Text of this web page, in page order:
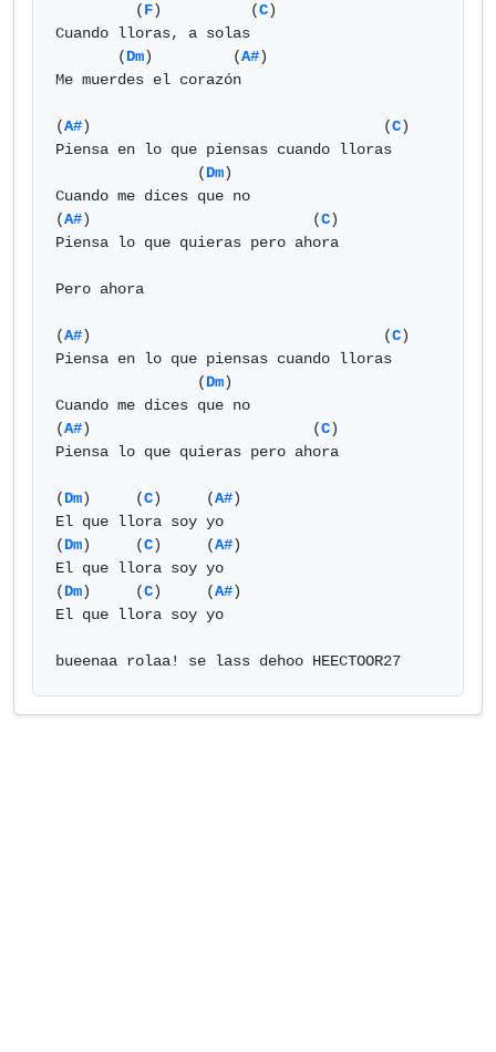
         (
F)          (C)
Cuando lloras, a solas
       (
Dm)         (A#)
Me muerdes el corazón
(A#)                                 (C)
Piensa en lo que piensas cuando lloras
                (
Dm)
Cuando me dices que no
(A#)                         (C)
Piensa lo que quieras pero ahora
Pero ahora
(A#)                                 (C)
Piensa en lo que piensas cuando lloras
                (
Dm)
Cuando me dices que no
(A#)                         (C)
Piensa lo que quieras pero ahora
(Dm)     (C)     (A#)
El que llora soy yo
(Dm)     (C)     (A#)
El que llora soy yo
(Dm)     (C)     (A#)
El que llora soy yo